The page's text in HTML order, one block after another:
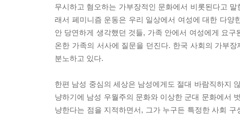
무시하고 혐오하는 가부장적인 문화에서 비롯된다고
래서 페미니즘 운동은 우리 일상에서 여성에 대한 다
안 당연하게 생각했던 것들, 가족 안에서 여성에게 요
온한 가족의 서사에 질문을 던진다. 한국 사회의 가부
분노하고 있다.
한편 남성 중심의 세상은 남성에게도 절대 바람직하지
냥하기에 남성 우월주의 문화와 이상한 군대 문화에서
냥한다는 점을 지적하면서, 그가 누구든 특정한 사회